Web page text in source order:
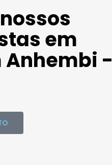
em
Anhembi -